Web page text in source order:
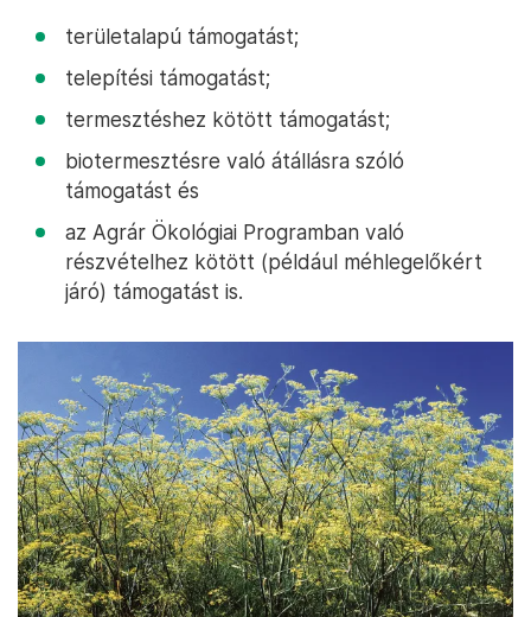
területalapú támogatást;
telepítési támogatást;
termesztéshez kötött támogatást;
biotermesztésre való átállásra szóló
támogatást és
az Agrár Ökológiai Programban való
részvételhez kötött (például méhlegelőkért
járó) támogatást is.